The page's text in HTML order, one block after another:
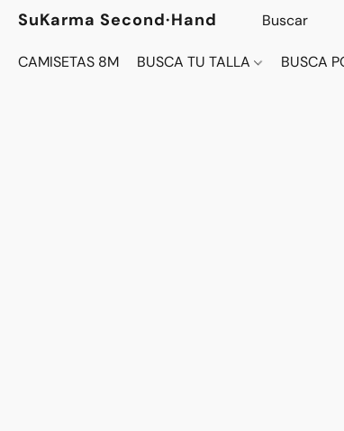
SuKarma Second·Hand
CAMISETAS 8M BUSCA TU TALLA BUSCA